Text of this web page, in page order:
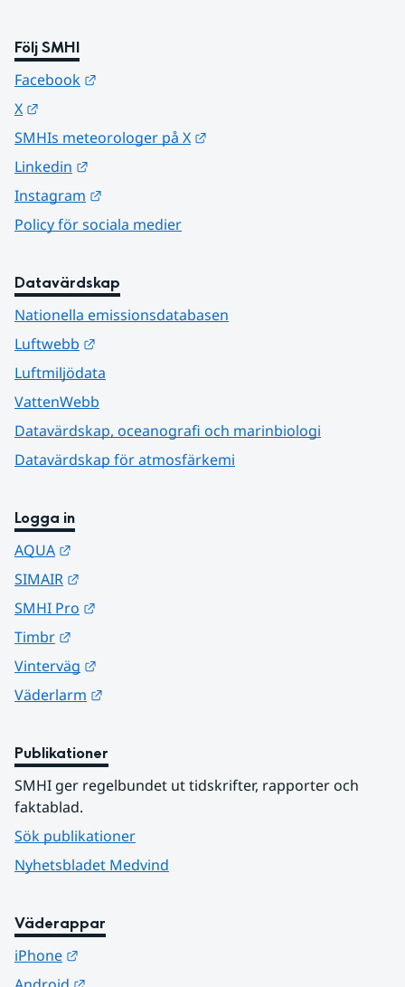
Följ SMHI
Facebook
X
SMHIs meteorologer på X
Linkedin
Instagram
Policy för sociala medier
Datavärdskap
Nationella emissionsdatabasen
Luftwebb
Luftmiljödata
VattenWebb
Datavärdskap, oceanografi och marinbiologi
Datavärdskap för atmosfärkemi
Logga in
AQUA
SIMAIR
SMHI Pro
Timbr
Vinterväg
Väderlarm
Publikationer
SMHI ger regelbundet ut tidskrifter, rapporter och
faktablad.
Sök publikationer
Nyhetsbladet Medvind
Väderappar
iPhone